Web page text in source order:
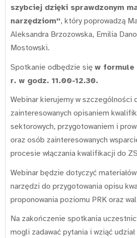
szybciej dzięki sprawdzonym
narzędziom”, który poprowadzą
Aleksandra Brzozowska, Emilia
Mostowski.
Spotkanie odbędzie się w formule
r. w godz. 11.00-12.30.
Webinar kierujemy w szczególności
zainteresowanych opisaniem
sektorowych, przygotowaniem i
oraz osób zainteresowanych
procesie włączania kwalifikacji do
Webinar będzie dotyczyć
narzędzi do przygotowania opisu
proponowania poziomu PRK oraz
Na zakończenie spotkania
mogli zadawać pytania i wziąć